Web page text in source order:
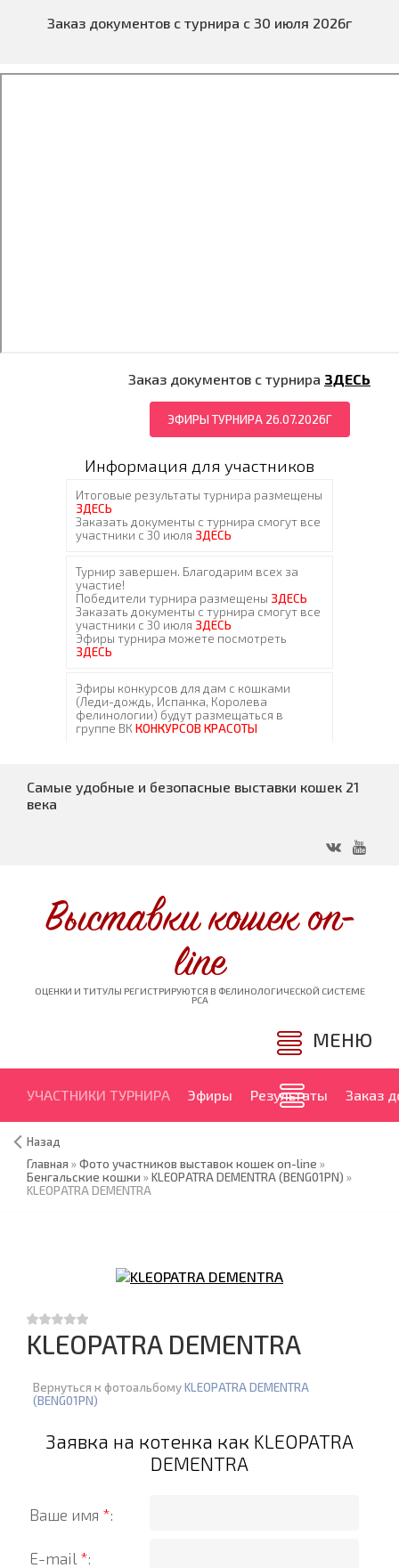
Заказ документов с турнира с 30 июля 2026г
Заказ документов с турнира ЗДЕСЬ
ЭФИРЫ ТУРНИРА 26.07.2026Г
Информация для участников
Самые удобные и безопасные выставки кошек 21
века
Выставки кошек on-
line
ОЦЕНКИ И ТИТУЛЫ РЕГИСТРИРУЮТСЯ В ФЕЛИНОЛОГИЧЕСКОЙ СИСТЕМЕ
PCA
МЕНЮ
УЧАСТНИКИ ТУРНИРА Эфиры Результаты Заказ
Назад
Главная »Фото участников выставок кошек on-line »
Бенгальские кошки »KLEOPATRA DEMENTRA (BENG01PN) »
KLEOPATRA DEMENTRA
KLEOPATRA DEMENTRA
Вернуться к фотоальбомуKLEOPATRA DEMENTRA
(BENG01PN)
Заявка на котенка как KLEOPATRA
DEMENTRA
Ваше имя *:
E-mail *: